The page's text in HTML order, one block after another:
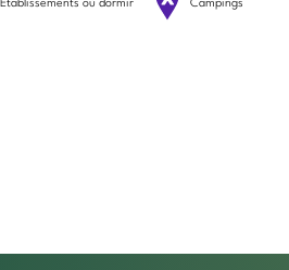
Etablissements où dormir Campings